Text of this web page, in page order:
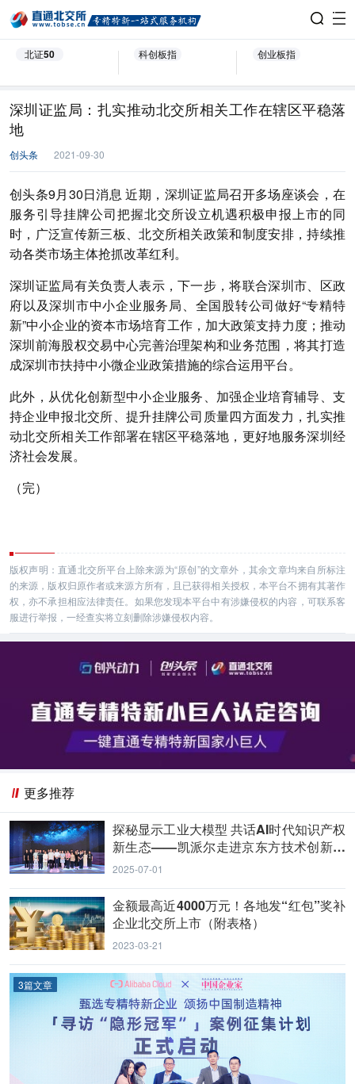
北证50 科创板指 创业板指
深圳证监局：扎实推动北交所相关工作在辖区平稳落
地
创头条 2021-09-30
创头条9月30日消息 近期，深圳证监局召开多场座谈会，在
服务引导挂牌公司把握北交所设立机遇积极申报上市的同
时，广泛宣传新三板、北交所相关政策和制度安排，持续推
动各类市场主体抢抓改革红利。
深圳证监局有关负责人表示，下一步，将联合深圳市、区政
府以及深圳市中小企业服务局、全国股转公司做好“专精特
新”中小企业的资本市场培育工作，加大政策支持力度；推动
深圳前海股权交易中心完善治理架构和业务范围，将其打造
成深圳市扶持中小微企业政策措施的综合运用平台。
此外，从优化创新型中小企业服务、加强企业培育辅导、支
持企业申报北交所、提升挂牌公司质量四方面发力，扎实推
动北交所相关工作部署在辖区平稳落地，更好地服务深圳经
济社会发展。
（完）
版权声明：直通北交所平台上除来源为“原创”的文章外，其余文章均来自所标注
的来源，版权归原作者或来源方所有，且已获得相关授权，本平台不拥有其著作
权，亦不承担相应法律责任。如果您发现本平台中有涉嫌侵权的内容，可联系客
服进行举报，一经查实将立刻删除涉嫌侵权内容。
更多推荐
探秘显示工业大模型 共话AI时代知识产权
新生态——凯派尔走进京东方技术创新中
心
2025-07-01
金额最高近4000万元！各地发“红包”奖补
企业北交所上市（附表格）
2023-03-21
3篇文章